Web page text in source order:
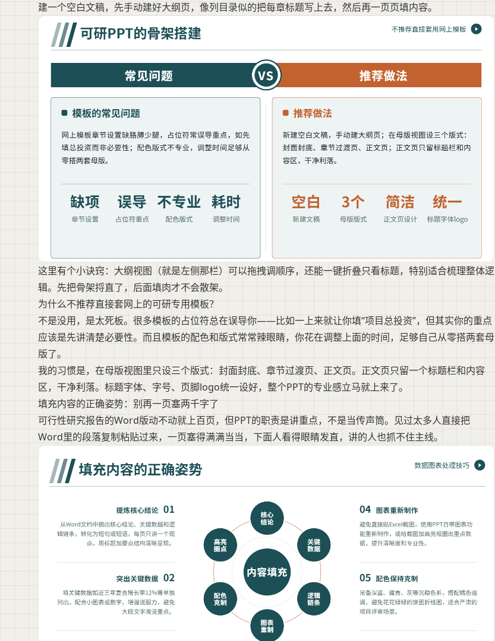
建一个空白文稿，先手动建好大纲页，像列目录似的把每章标题写上去，然后再一页页填内容。
这里有个小诀窍：大纲视图（就是左侧那栏）可以拖拽调顺序，还能一键折叠只看标题，特别适合梳理整体逻
辑。先把骨架捋直了，后面填肉才不会散架。
为什么不推荐直接套网上的可研专用模板？
不是没用，是太死板。很多模板的占位符总在误导你——比如一上来就让你填“项目总投资”，但其实你的重点
应该是先讲清楚必要性。而且模板的配色和版式常常辣眼睛，你花在调整上面的时间，足够自己从零搭两套母
版了。
我的习惯是，在母版视图里只设三个版式：封面封底、章节过渡页、正文页。正文页只留一个标题栏和内容
区，干净利落。标题字体、字号、页脚logo统一设好，整个PPT的专业感立马就上来了。
填充内容的正确姿势：别再一页塞两千字了
可行性研究报告的Word版动不动就上百页，但PPT的职责是讲重点，不是当传声筒。见过太多人直接把
Word里的段落复制粘贴过来，一页塞得满满当当，下面人看得眼睛发直，讲的人也抓不住主线。